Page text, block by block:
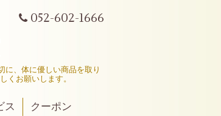
052-602-1666
に、体に優しい商品を取り
くお願いします。
ス
クーポン